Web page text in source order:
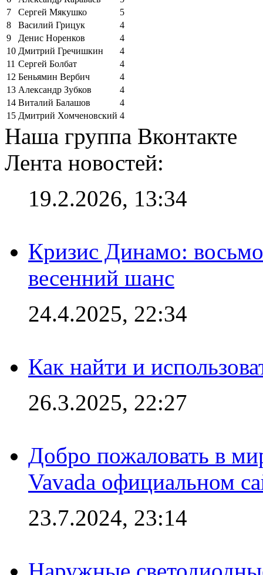
7
Сергей Мякушко
5
8
Василий Грицук
4
9
Денис Норенков
4
10 Дмитрий Гречишкин
4
11 Сергей Болбат
4
12 Беньямин Вербич
4
13 Александр Зубков
4
14 Виталий Балашов
4
15 Дмитрий Хомченовский 4
Наша группа Вконтакте
Лента новостей:
19.2.2026, 13:34
Кризис Динамо:
весенний шанс
24.4.2025, 22:34
Как найти и
26.3.2025, 22:27
Добро пожаловать в
Vavada официальном
23.7.2024, 23:14